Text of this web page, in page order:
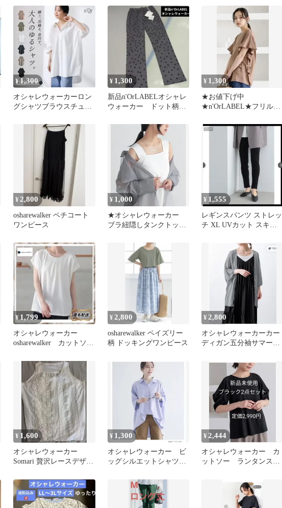
¥1,300
オシャレウォーカーロン
グシャツブラウスチュニ
¥ 1,300
新品n'OrLABELオシャレ
ウォーカー ドット柄裾
¥ 1,300
★お値下げ中
★n'OrLABEL★フリルデ
¥ 2,800
osharewalker ペチコート
ワンピース
¥ 1,000
★オシャレウォーカー
ブラ紐隠しタンクトッ
¥ 1,555
レギンスパンツ ストレッ
チ XL UVカット スキニ
¥ 1,799
オシャレウォーカー
osharewalker カットソ
付き
¥2,800
osharewalker ペイズリー
柄 ドッキングワンピース
¥2,800
オシャレウォーカーカー
ディガン五分袖サマーニ
¥ 1,600
オシャレウォーカー
Somari 贅沢レースデザイ
¥ 1,300
オシャレウォーカー ビ
ッグシルエットシャツ
¥2,444
オシャレウォーカー カ
ットソー ランタンスリ
ク 2点セット